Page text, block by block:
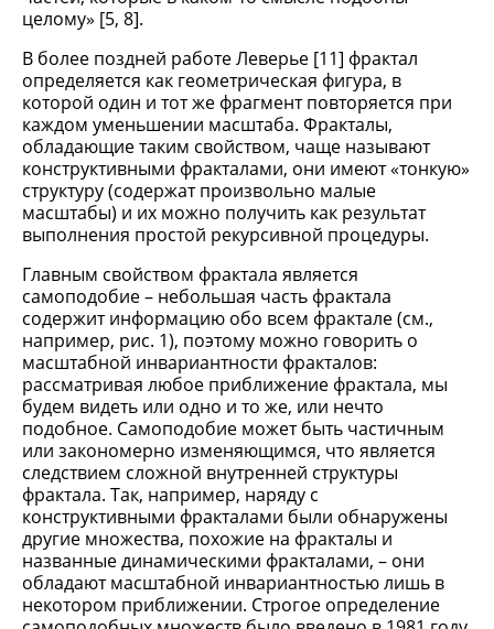
целому» [5, 8].
В более поздней работе Леверье [11] фрактал
определяется как геометрическая фигура, в
которой один и тот же фрагмент повторяется при
каждом уменьшении масштаба. Фракталы,
обладающие таким свойством, чаще называют
конструктивными фракталами, они имеют «тонкую»
структуру (содержат произвольно малые
масштабы) и их можно получить как результат
выполнения простой рекурсивной процедуры.
Главным свойством фрактала является
самоподобие – небольшая часть фрактала
содержит информацию обо всем фрактале (см.,
например, рис. 1), поэтому можно говорить о
масштабной инвариантности фракталов:
рассматривая любое приближение фрактала, мы
будем видеть или одно и то же, или нечто
подобное. Самоподобие может быть частичным
или закономерно изменяющимся, что является
следствием сложной внутренней структуры
фрактала. Так, например, наряду с
конструктивными фракталами были обнаружены
другие множества, похожие на фракталы и
названные динамическими фракталами, – они
обладают масштабной инвариантностью лишь в
некотором приближении. Строгое определение